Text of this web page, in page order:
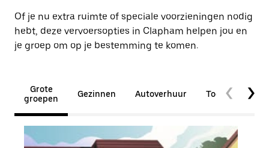
Of je nu extra ruimte of speciale voorzieningen nodig
hebt, deze vervoersopties in Clapham helpen jou en
je groep om op je bestemming te komen.
Grote
groepen
Gezinnen Autoverhuur